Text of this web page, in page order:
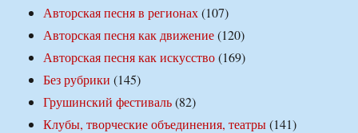
Авторская песня в регионах(107)
Авторская песня как движение(120)
Авторская песня как искусство(169)
Без рубрики (145)
Грушинский фестиваль(82)
Клубы, творческие объединения, театры(141)